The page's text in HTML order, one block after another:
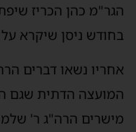
הגר"מ כהן הכריז
בחודש ניסן שיקרא
אחריו נשאו דברים
המועצה הדתית שגם
מישרים הרה"ג ר'